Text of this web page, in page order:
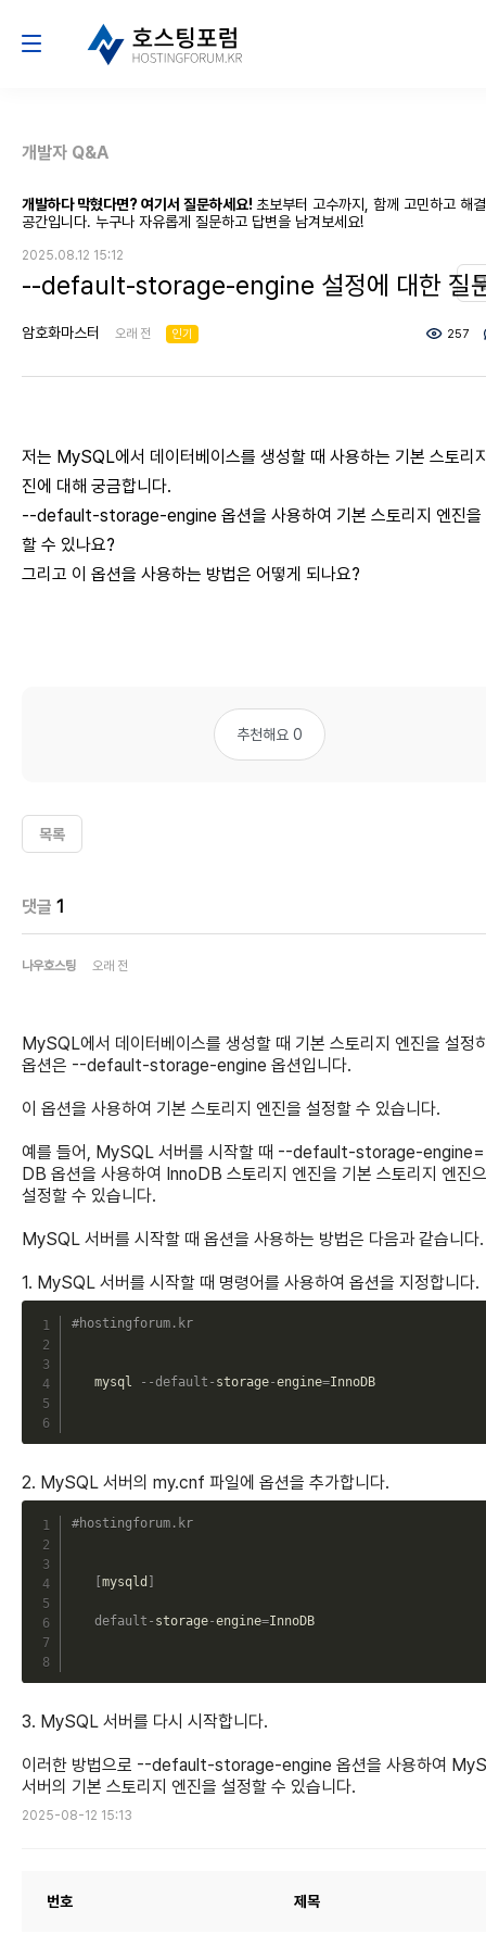
개발자 Q&A
개발하다 막혔다면? 여기서 질문하세요! 초보부터 고수까지, 함께 고민하고 해
공간입니다. 누구나 자유롭게 질문하고 답변을 남겨보세요!
2025.08.12 15:12
--default-storage-engine 설정에 대한 질
암호화마스터 오래 전 인기 257
저는 MySQL에서 데이터베이스를 생성할 때 사용하는 기본 스토리
진에 대해 궁금합니다.
--default-storage-engine 옵션을 사용하여 기본 스토리지 엔진을
할 수 있나요?
그리고 이 옵션을 사용하는 방법은 어떻게 되나요?
추천해요 0
목록
댓글 1
나우호스팅 오래 전
MySQL에서 데이터베이스를 생성할 때 기본 스토리지 엔진을 설정
옵션은 --default-storage-engine 옵션입니다.
이 옵션을 사용하여 기본 스토리지 엔진을 설정할 수 있습니다.
예를 들어, MySQL 서버를 시작할 때 --default-storage-
DB 옵션을 사용하여 InnoDB 스토리지 엔진을 기본 스토리지 엔진
설정할 수 있습니다.
MySQL 서버를 시작할 때 옵션을 사용하는 방법은 다음과 같습니다.
1. MySQL 서버를 시작할 때 명령어를 사용하여 옵션을 지정합니다.
#hostingforum.kr
   mysql
--default - storage-engine=InnoDB
2. MySQL 서버의 my.cnf 파일에 옵션을 추가합니다.
#hostingforum.kr
mysqld
default - storage-engine=InnoDB
3. MySQL 서버를 다시 시작합니다.
이러한 방법으로 --default-storage-engine 옵션을 사용하여
서버의 기본 스토리지 엔진을 설정할 수 있습니다.
2025-08-12 15:13
번호 제목